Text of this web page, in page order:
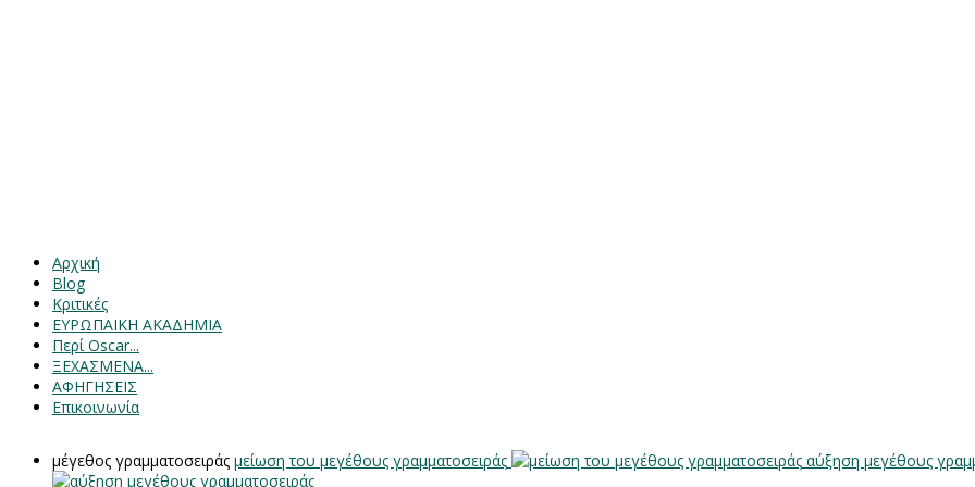
Αρχική
Blog
Κριτικές
ΕΥΡΩΠΑΙΚΗ ΑΚΑΔΗΜΙΑ
Περί Oscar...
ΞΕΧΑΣΜΕΝΑ...
ΑΦΗΓΗΣΕΙΣ
Επικοινωνία
μέγεθος γραμματοσειράς μείωση του μεγέθους γραμματοσειράς
αύξηση μεγέθους